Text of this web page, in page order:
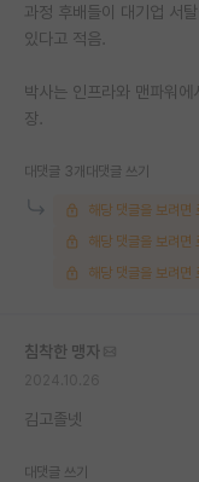
과정 후배들이 대기업 서
있다고 적음.
박사는 인프라와 맨파워
장.
대댓글 3개 대댓글 쓰기
해당 댓글을 보려면
해당 댓글을 보려면
해당 댓글을 보려면
침착한 맹자
김고졸넷
대댓글 쓰기